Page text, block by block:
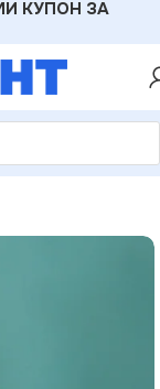
КУПОН ЗА
прозрачен кабел